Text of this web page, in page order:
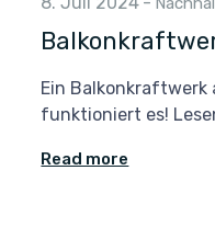
Ein Balkonkraftwerk
funktioniert es!
Read more